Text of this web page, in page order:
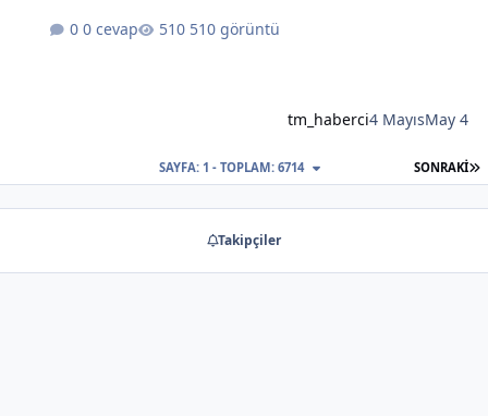
0 cevap 510 görüntü
tm_haberci4 MayısMay 4
SONRAKI
SAYFA: 1 - TOPLAM: 6714
Takipçiler